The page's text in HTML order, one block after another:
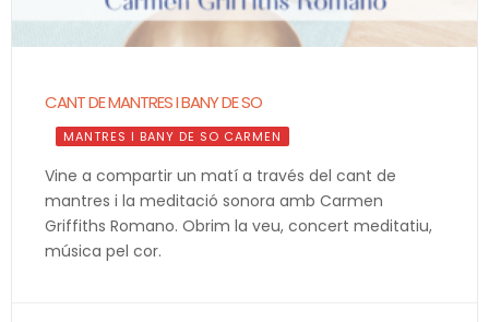
CANT DE MANTRES I BANY DE SO
MANTRES I BANY DE SO CARMEN
Vine a compartir un matí a través del cant de
mantres i la meditació sonora amb Carmen
Griffiths Romano. Obrim la veu, concert meditatiu,
música pel cor.